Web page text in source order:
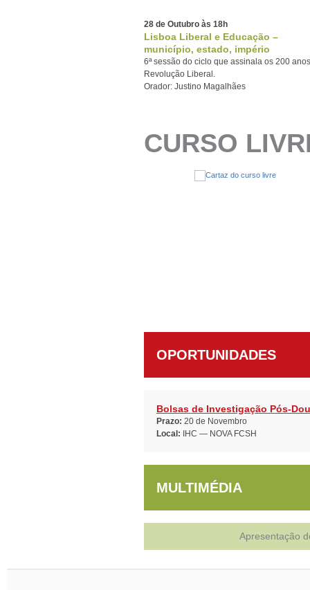
28 de Outubro às 18h
Lisboa Liberal e Educação –
município, estado, império
6ª sessão do ciclo que assinala os 200
Revolução Liberal.
Orador: Justino Magalhães
CURSO
OPORTUNIDADES
Bolsas de Investigação Pós-
Prazo: 20 de Novembro
Local: IHC — NOVA FCSH
MULTIMÉDIA
Apresentação